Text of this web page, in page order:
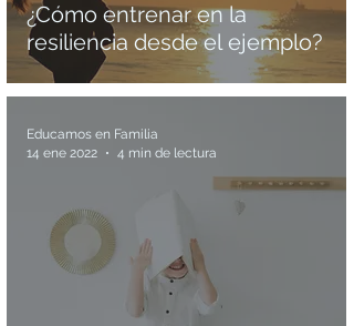
¿Cómo entrenar en la
resiliencia desde el ejemplo?
Educamos en Familia
14 ene 2022
4 min de lectura